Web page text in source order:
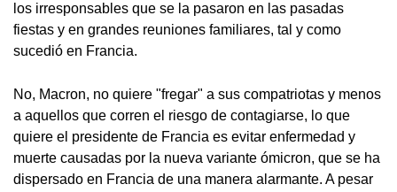
los irresponsables que se la pasaron en las pasadas
fiestas y en grandes reuniones familiares, tal y como
sucedió en Francia.
No, Macron, no quiere "fregar" a sus compatriotas y menos
a aquellos que corren el riesgo de contagiarse, lo que
quiere el presidente de Francia es evitar enfermedad y
muerte causadas por la nueva variante ómicron, que se ha
dispersado en Francia de una manera alarmante. A pesar